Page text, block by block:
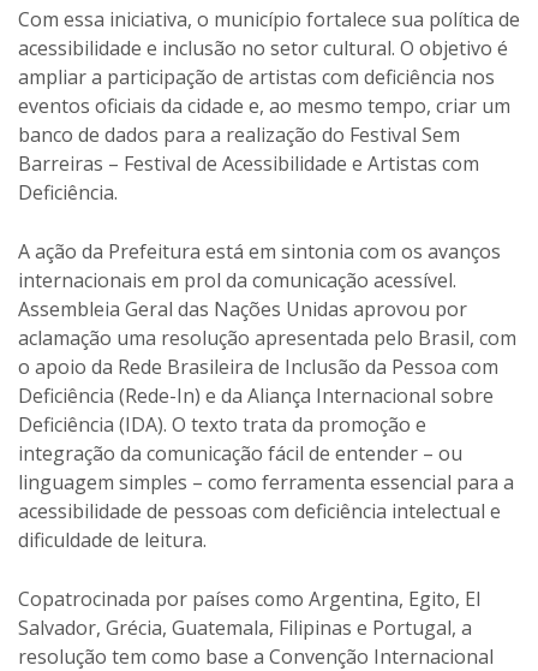
Com essa iniciativa, o município fortalece sua política de
acessibilidade e inclusão no setor cultural. O objetivo é
ampliar a participação de artistas com deficiência nos
eventos oficiais da cidade e, ao mesmo tempo, criar um
banco de dados para a realização do Festival Sem
Barreiras – Festival de Acessibilidade e Artistas com
Deficiência.
A ação da Prefeitura está em sintonia com os avanços
internacionais em prol da comunicação acessível.
Assembleia Geral das Nações Unidas aprovou por
aclamação uma resolução apresentada pelo Brasil, com
o apoio da Rede Brasileira de Inclusão da Pessoa com
Deficiência (Rede-In) e da Aliança Internacional sobre
Deficiência (IDA). O texto trata da promoção e
integração da comunicação fácil de entender – ou
linguagem simples – como ferramenta essencial para a
acessibilidade de pessoas com deficiência intelectual e
dificuldade de leitura.
Copatrocinada por países como Argentina, Egito, El
Salvador, Grécia, Guatemala, Filipinas e Portugal, a
resolução tem como base a Convenção Internacional